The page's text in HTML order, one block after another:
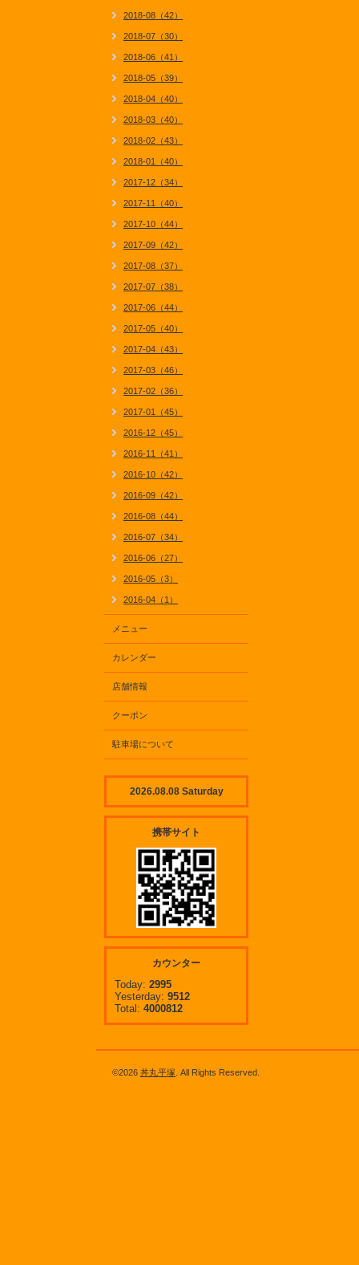
2018-08（42）
2018-07（30）
2018-06（41）
2018-05（39）
2018-04（40）
2018-03（40）
2018-02（43）
2018-01（40）
2017-12（34）
2017-11（40）
2017-10（44）
2017-09（42）
2017-08（37）
2017-07（38）
2017-06（44）
2017-05（40）
2017-04（43）
2017-03（46）
2017-02（36）
2017-01（45）
2016-12（45）
2016-11（41）
2016-10（42）
2016-09（42）
2016-08（44）
2016-07（34）
2016-06（27）
2016-05（3）
2016-04（1）
メニュー
カレンダー
店舗情報
クーポン
駐車場について
2026.08.08 Saturday
携帯サイト
カウンター
Today: 2995
Yesterday: 9512
Total: 4000812
©2026 丼丸平塚 . All Rights Reserved.